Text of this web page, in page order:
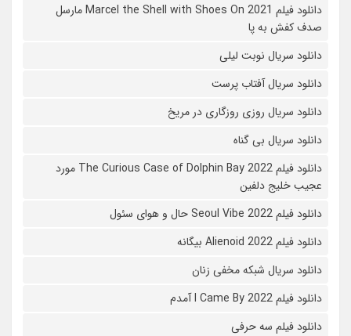
دانلود فیلم Marcel the Shell with Shoes On 2021 مارسل
صدف کفش به پا
دانلود سریال نوبت لیلی
دانلود سریال آفتاب پرست
دانلود سریال روزی روزگاری در مریخ
دانلود سریال بی گناه
دانلود فیلم The Curious Case of Dolphin Bay 2022 مورد
عجیب خلیج دلفین
دانلود فیلم Seoul Vibe 2022 حال و هوای سئول
دانلود فیلم Alienoid 2022 بیگانه
دانلود سریال شبکه مخفی زنان
دانلود فیلم I Came By 2022 آمدم
دانلود فیلم سه حرفی